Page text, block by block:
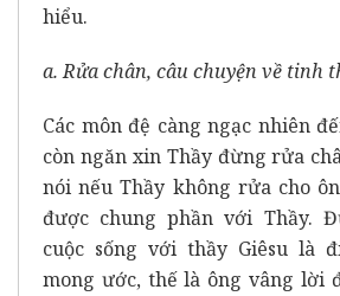
hiểu.
a. Rửa chân, câu chuyện về tinh
Các môn đệ càng ngạc nhiên
còn ngăn xin Thầy đừng rửa
nói nếu Thầy không rửa cho
được chung phần với Thầy.
cuộc sống với thầy Giêsu là
mong ước, thế là ông vâng lời